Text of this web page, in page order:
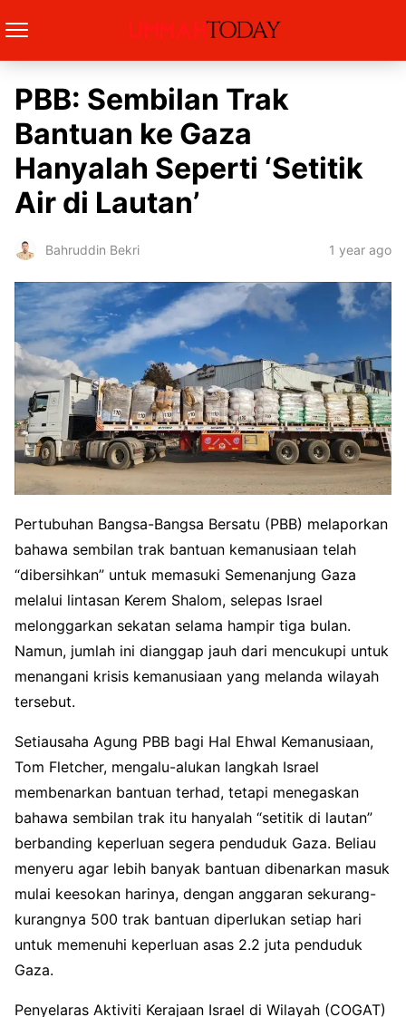
PBB: Sembilan Trak
Bantuan ke Gaza
Hanyalah Seperti ‘Setitik
Air di Lautan’
Bahruddin Bekri 1 year ago
Pertubuhan Bangsa-Bangsa Bersatu (PBB) melaporkan
bahawa sembilan trak bantuan kemanusiaan telah
“dibersihkan” untuk memasuki Semenanjung Gaza
melalui lintasan Kerem Shalom, selepas Israel
melonggarkan sekatan selama hampir tiga bulan.
Namun, jumlah ini dianggap jauh dari mencukupi untuk
menangani krisis kemanusiaan yang melanda wilayah
tersebut.
Setiausaha Agung PBB bagi Hal Ehwal Kemanusiaan,
Tom Fletcher, mengalu-alukan langkah Israel
membenarkan bantuan terhad, tetapi menegaskan
bahawa sembilan trak itu hanyalah “setitik di lautan”
berbanding keperluan segera penduduk Gaza. Beliau
menyeru agar lebih banyak bantuan dibenarkan masuk
mulai keesokan harinya, dengan anggaran sekurang-
kurangnya 500 trak bantuan diperlukan setiap hari
untuk memenuhi keperluan asas 2.2 juta penduduk
Gaza.
Penyelaras Aktiviti Kerajaan Israel di Wilayah (COGAT)